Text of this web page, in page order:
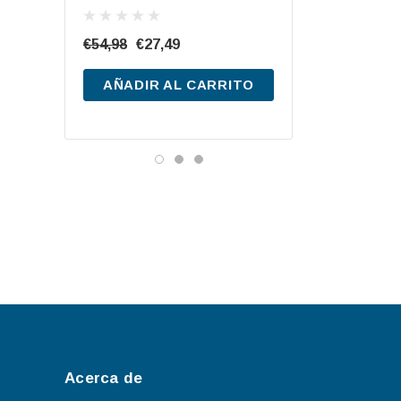
€54,98 €27,49
AÑADIR AL CARRITO
Acerca de